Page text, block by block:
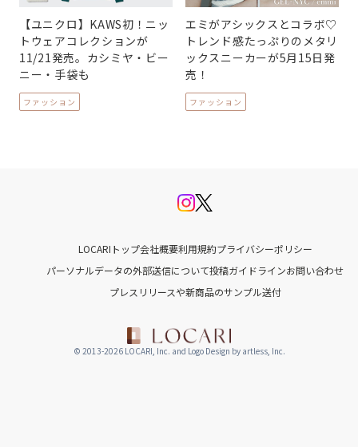
【ユニクロ】KAWS初！ニッ
トウェアコレクションが
11/21発売。カシミヤ・ビー
ニー・手袋も
ファッション
エミがアシックスとコラボ♡
トレンド感たっぷりのメタリ
ックスニーカーが5月15日発
売！
ファッション
LOCARIトップ会社概要利用規約プライバシーポリシー
パーソナルデータの外部送信について投稿ガイドラインお問い合わせ
プレスリリースや新商品のサンプル送付
© 2013-2026 LOCARI, Inc. and Logo Design by artless, Inc.